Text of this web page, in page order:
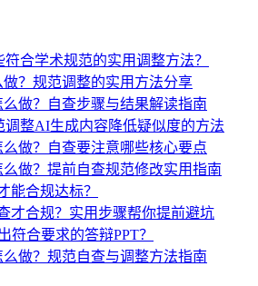
符合学术规范的实用调整方法？
？规范调整的实用方法分享
做？自查步骤与结果解读指南
调整AI生成内容降低疑似度的方法
做？自查要注意哪些核心要点
做？提前自查规范修改实用指南
能合规达标？
才合规？实用步骤帮你提前避坑
符合要求的答辩PPT？
做？规范自查与调整方法指南